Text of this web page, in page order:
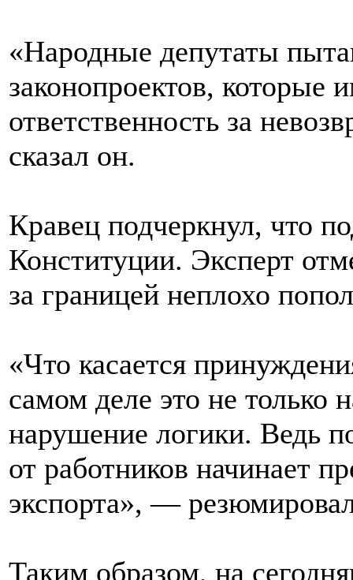
«Народные депутаты
законопроектов, которые
ответственность за
сказал он.
Кравец подчеркнул, что
Конституции. Эксперт
за границей неплохо
«Что касается
самом деле это не только
нарушение логики. Ведь
от работников начинает
экспорта», —
Таким образом, на